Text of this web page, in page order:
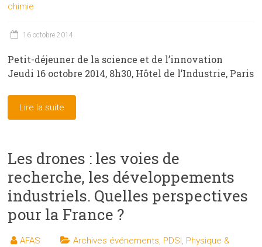
chimie
16 octobre 2014
Petit-déjeuner de la science et de l’innovation
Jeudi 16 octobre 2014, 8h30, Hôtel de l’Industrie, Paris
Lire la suite
Les drones : les voies de
recherche, les développements
industriels. Quelles perspectives
pour la France ?
AFAS Archives événements PDSI Physique &